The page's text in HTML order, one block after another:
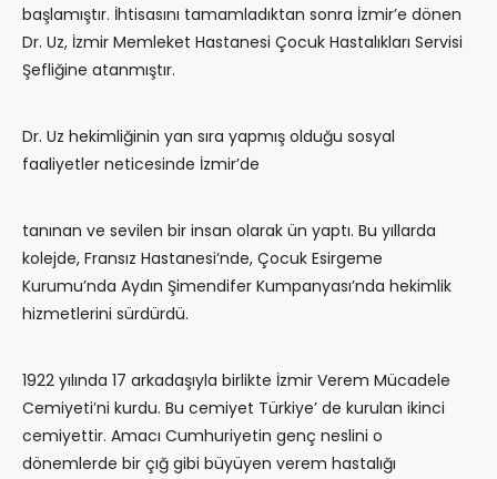
başlam‎ıştır. İhtisas‎ını‎ tamamlad‎ıktan sonra İzmir’e dönen
Dr. Uz, İzmir Memleket Hastanesi Çocuk Hastal‎ıkları Servisi
Şefliğine atanmıştır.
Dr. Uz hekimliğinin yan‎ s‎ıra yapmış olduğu sosyal
faaliyetler neticesinde İzmir’de
tan‎ınan ve sevilen bir insan olarak ün yaptı‎. Bu y‎ıllarda
kolejde, Frans‎ız Hastanesi’nde, Çocuk Esirgeme
Kurumu’nda Aydı‎n Şimendifer Kumpanyası’‎nda hekimlik
hizmetlerini sürdürdü.
1922 yı‎l‎ında 17 arkadaşıyla birlikte İzmir Verem Mücadele
Cemiyeti’ni kurdu. Bu cemiyet Türkiye’ de kurulan ikinci
cemiyettir. Amacı Cumhuriyetin genç neslini o
dönemlerde bir çığ gibi büyüyen verem hastalığı